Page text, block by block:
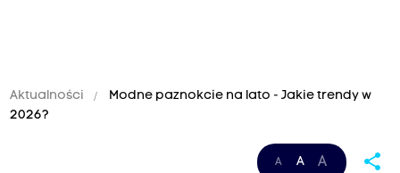
Aktualności
Modne paznokcie na lato - Jakie trendy w
2026?
A A A share